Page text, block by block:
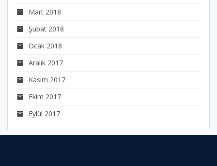
Mart 2018
Şubat 2018
Ocak 2018
Aralık 2017
Kasım 2017
Ekim 2017
Eylül 2017